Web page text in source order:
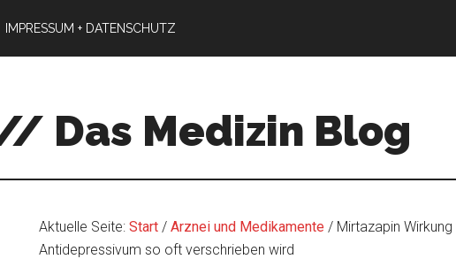
IMPRESSUM + DATENSCHUTZ
Das Medizin Blog
Aktuelle Seite: Start / Arznei und Medikamente / Mirtazapin
Antidepressivum so oft verschrieben wird